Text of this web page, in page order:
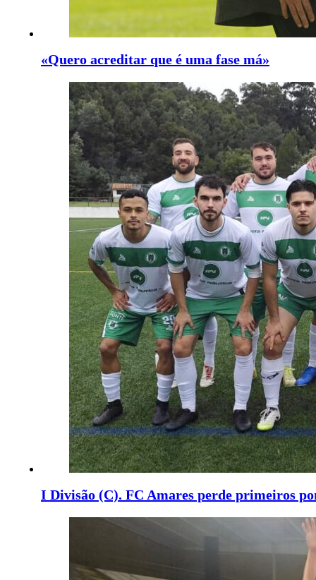
«Quero acreditar que é uma fase má»
I Divisão (C). FC Amares perde primeiros